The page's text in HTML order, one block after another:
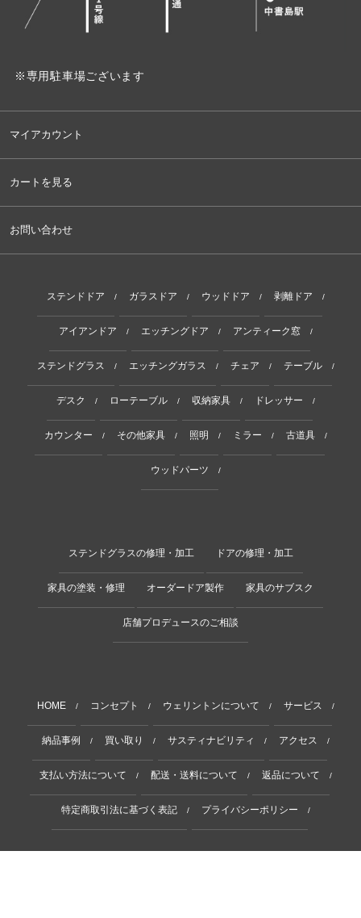
※専用駐車場ございます
マイアカウント
カートを見る
お問い合わせ
ステンドドア / ガラスドア / ウッドドア / 剥離ドア /
アイアンドア / エッチングドア / アンティーク窓 /
ステンドグラス / エッチングガラス / チェア / テーブル /
デスク / ローテーブル / 収納家具 / ドレッサー /
カウンター / その他家具 / 照明 / ミラー / 古道具 /
ウッドパーツ /
ステンドグラスの修理・加工 ドアの修理・加工
家具の塗装・修理 オーダードア製作 家具のサブスク
店舗プロデュースのご相談
HOME / コンセプト / ウェリントンについて / サービス /
納品事例 / 買い取り / サスティナビリティ / アクセス /
支払い方法について / 配送・送料について / 返品について /
特定商取引法に基づく表記 / プライバシーポリシー /